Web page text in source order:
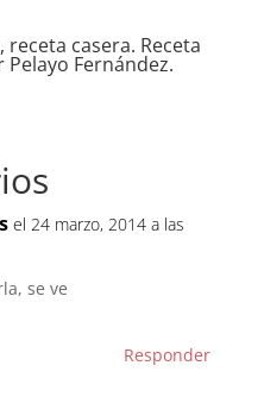
casera. Receta
Fernández.
el 24 marzo, 2014 a las
se ve
Responder